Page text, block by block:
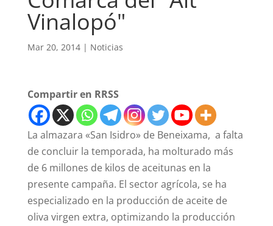
Vinalopó"
Mar 20, 2014| Noticias
Compartir en RRSS
La almazara «San Isidro» de Beneixama, a falta
de concluir la temporada, ha molturado más
de 6 millones de kilos de aceitunas en la
presente campaña. El sector agrícola, se ha
especializado en la producción de aceite de
oliva virgen extra, optimizando la producción